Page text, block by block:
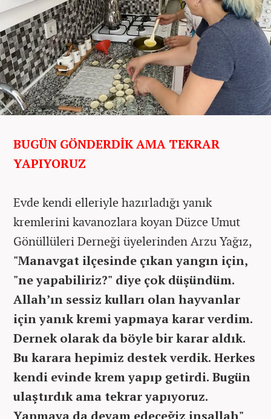
BUGÜN GÖNDERDİK AMA TEKRAR
YAPIYORUZ
Evde kendi elleriyle hazırladığı yanık
kremlerini kavanozlara koyan Düzce Umut
Gönüllüleri Derneği üyelerinden Arzu Yağız,
"Manavgat ilçesinde çıkan yangın için,
"ne yapabiliriz?" diye çok düşündüm.
Allah’ın sessiz kulları olan hayvanlar
için yanık kremi yapmaya karar verdim.
Dernek olarak da böyle bir karar aldık.
Bu karara hepimiz destek verdik. Herkes
kendi evinde krem yapıp getirdi. Bugün
ulaştırdık ama tekrar yapıyoruz.
Yapmaya da devam edeceğiz inşallah"